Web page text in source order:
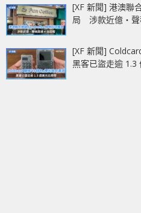
[XF 新聞] 港澳聯
局 涉款近億‧聲
[XF 新聞]
黑客已盜走逾 1.3